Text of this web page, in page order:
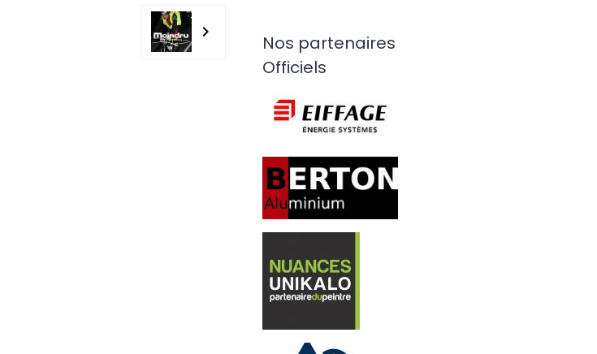
Nos partenaires
Officiels